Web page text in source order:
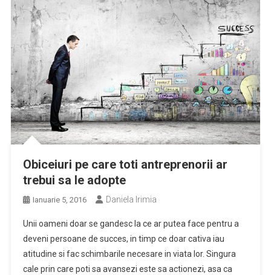
Obiceiuri pe care toti antreprenorii ar
trebui sa le adopte
Ianuarie 5, 2016 Daniela Irimia
Unii oameni doar se gandesc la ce ar putea face pentru a
deveni persoane de succes, in timp ce doar cativa iau
atitudine si fac schimbarile necesare in viata lor. Singura
cale prin care poti sa avansezi este sa actionezi, asa ca